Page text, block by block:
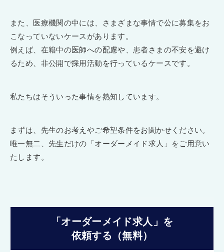
また、医療機関の中には、さまざまな事情で公に募集をお
こなっていないケースがあります。
例えば、在籍中の医師への配慮や、患者さまの不安を避け
るため、非公開で採用活動を行っているケースです。
私たちはそういった事情を熟知しています。
まずは、先生のお考えやご希望条件をお聞かせください。
唯一無二、先生だけの「オーダーメイド求人」をご用意い
たします。
「オーダーメイド求人」を
依頼する（無料）